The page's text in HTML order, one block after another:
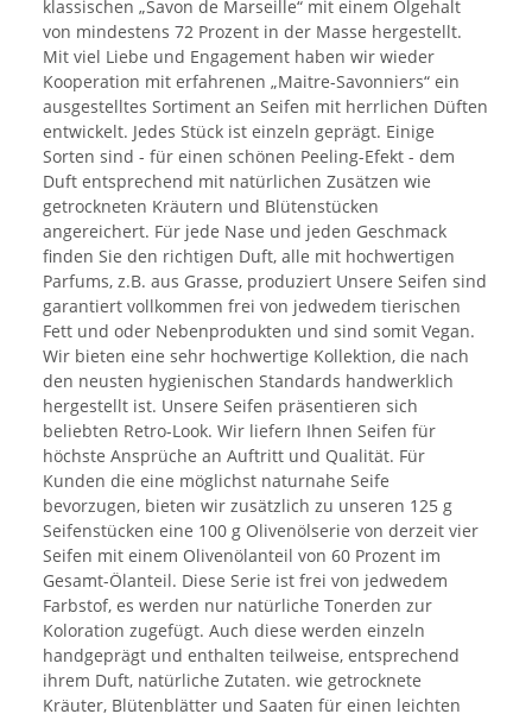
klassischen „Savon de Marseille“ mit einem Ölgehalt
von mindestens 72 Prozent in der Masse hergestellt.
Mit viel Liebe und Engagement haben wir wieder
Kooperation mit erfahrenen „Maitre-Savonniers“ ein
ausgestelltes Sortiment an Seifen mit herrlichen Düften
entwickelt. Jedes Stück ist einzeln geprägt. Einige
Sorten sind - für einen schönen Peeling-Efekt - dem
Duft entsprechend mit natürlichen Zusätzen wie
getrockneten Kräutern und Blütenstücken
angereichert. Für jede Nase und jeden Geschmack
finden Sie den richtigen Duft, alle mit hochwertigen
Parfums, z.B. aus Grasse, produziert Unsere Seifen sind
garantiert vollkommen frei von jedwedem tierischen
Fett und oder Nebenprodukten und sind somit Vegan.
Wir bieten eine sehr hochwertige Kollektion, die nach
den neusten hygienischen Standards handwerklich
hergestellt ist. Unsere Seifen präsentieren sich
beliebten Retro-Look. Wir liefern Ihnen Seifen für
höchste Ansprüche an Auftritt und Qualität. Für
Kunden die eine möglichst naturnahe Seife
bevorzugen, bieten wir zusätzlich zu unseren 125 g
Seifenstücken eine 100 g Olivenölserie von derzeit vier
Seifen mit einem Olivenölanteil von 60 Prozent im
Gesamt-Ölanteil. Diese Serie ist frei von jedwedem
Farbstof, es werden nur natürliche Tonerden zur
Koloration zugefügt. Auch diese werden einzeln
handgeprägt und enthalten teilweise, entsprechend
ihrem Duft, natürliche Zutaten. wie getrocknete
Kräuter, Blütenblätter und Saaten für einen leichten